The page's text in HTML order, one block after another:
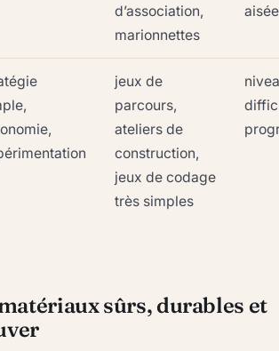
d’association,
marionnettes
aisée
jeux de
parcours,
ateliers de
construction,
jeux de codage
très simples
sûrs, durables et